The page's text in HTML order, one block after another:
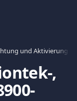
und Aktivierung
,